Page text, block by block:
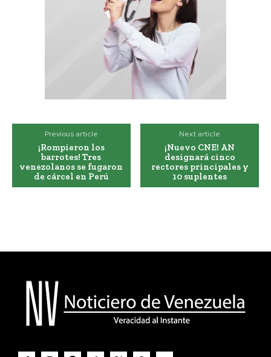
Previous article
¡Rompieron los
barrotes! Tres
venezolanos se fugaron
de cárcel en Perú
Next article
¡Nuevo CNE! AN
designará cinco
rectores principales y
10 suplentes